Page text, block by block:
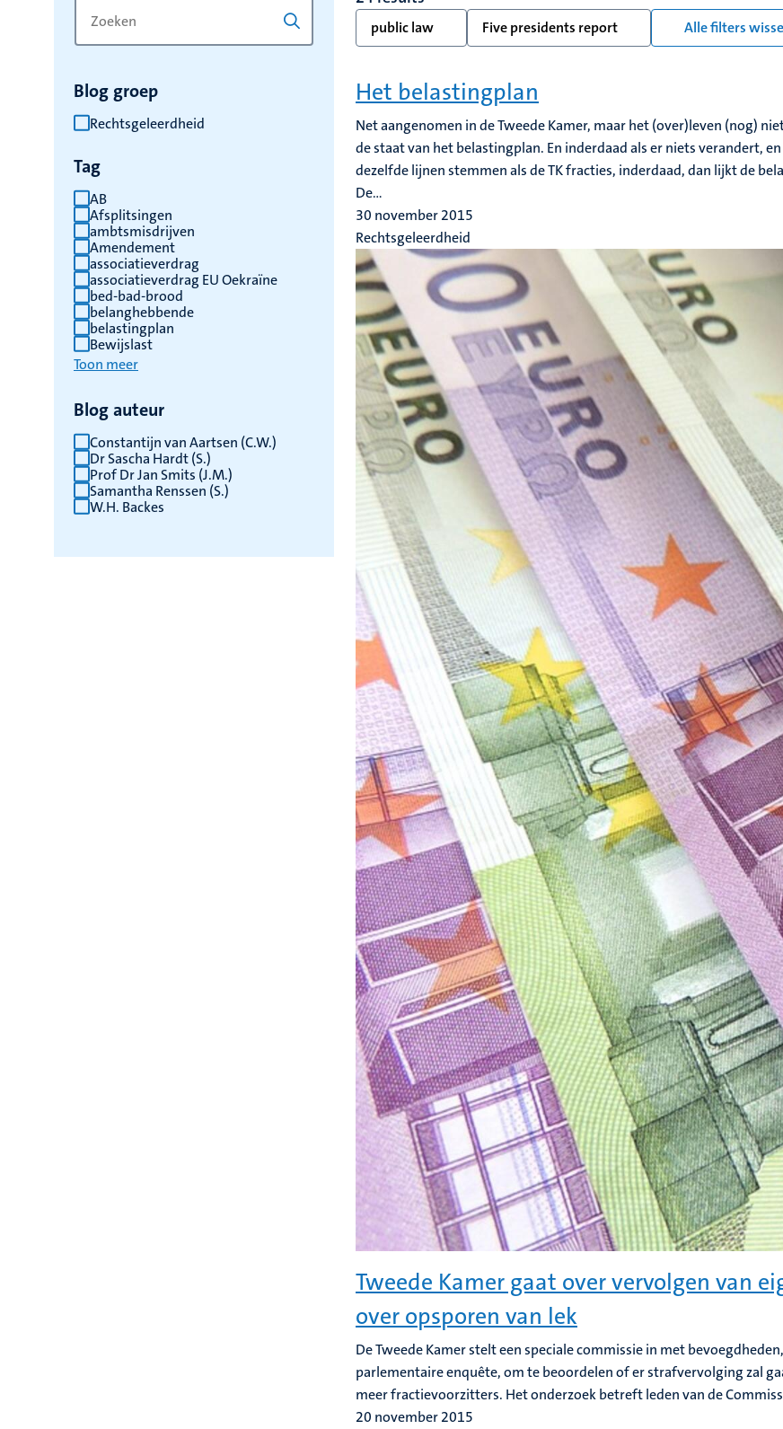
trefwoord
trefwoord
resultaten
vernieuwen
Blog groep
Rechtsgeleerdheid
Tag
AB
Afsplitsingen
ambtsmisdrijven
Amendement
associatieverdrag
associatieverdrag EU Oekraïne
bed-bad-brood
belanghebbende
belastingplan
Bewijslast
Toon meer
Blog auteur
Constantijn van Aartsen (C.W.)
Dr Sascha Hardt (S.)
Prof Dr Jan Smits (J.M.)
Samantha Renssen (S.)
W.H. Backes
public law Five presidents report Alle filters
Het belastingplan
Net aangenomen in de Tweede Kamer, maar het (over)leven (nog)
de staat van het belastingplan. En inderdaad als er niets verandert, en
dezelfde lijnen stemmen als de TK fracties, inderdaad, dan lijkt de
De...
30 november 2015
Rechtsgeleerdheid
Tweede Kamer gaat over vervolgen van
over opsporen van lek
De Tweede Kamer stelt een speciale commissie in met
parlementaire enquête, om te beoordelen of er strafvervolging zal
meer fractievoorzitters. Het onderzoek betreft leden van de
20 november 2015